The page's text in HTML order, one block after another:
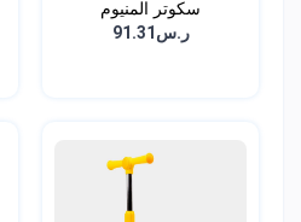
سكوتر المنيوم
ر.س91.31